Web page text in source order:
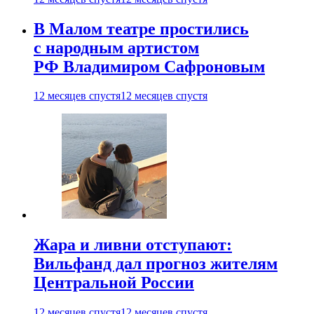
В Малом театре простились
с народным артистом
РФ Владимиром Сафроновым
12 месяцев спустя12 месяцев спустя
Жара и ливни отступают:
Вильфанд дал прогноз жителям
Центральной России